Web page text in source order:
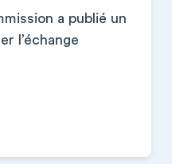
a publié un
l’échange